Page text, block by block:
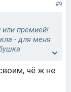
#9
или премией!
- для меня
кошелек,чё ж не